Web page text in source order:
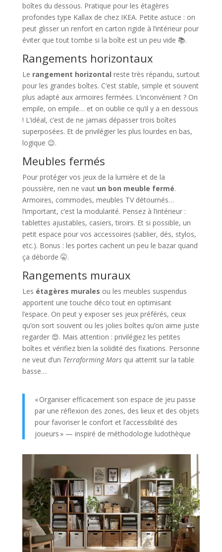
boîtes du dessous. Pratique pour les étagères
profondes type Kallax de chez IKEA. Petite astuce : on
peut glisser un renfort en carton rigide à l’intérieur pour
éviter que tout tombe si la boîte est un peu vide 📚.
Rangements horizontaux
Le rangement horizontal reste très répandu, surtout
pour les grandes boîtes. C’est stable, simple et souvent
plus adapté aux armoires fermées. L’inconvénient ? On
empile, on empile… et on oublie ce qu’il y a en dessous
! L’idéal, c’est de ne jamais dépasser trois boîtes
superposées. Et de privilégier les plus lourdes en bas,
logique 😉.
Meubles fermés
Pour protéger vos jeux de la lumière et de la
poussière, rien ne vaut un bon meuble fermé.
Armoires, commodes, meubles TV détournés…
l’important, c’est la modularité. Pensez à l’intérieur :
tablettes ajustables, casiers, tiroirs. Et si possible, un
petit espace pour vos accessoires (sablier, dés, stylos,
etc.). Bonus : les portes cachent un peu le bazar quand
ça déborde 🤫.
Rangements muraux
Les étagères murales ou les meubles suspendus
apportent une touche déco tout en optimisant
l’espace. On peut y exposer ses jeux préférés, ceux
qu’on sort souvent ou les jolies boîtes qu’on aime juste
regarder 😍. Mais attention : privilégiez les petites
boîtes et vérifiez bien la solidité des fixations. Personne
ne veut d’un Terraforming Marsqui atterrit sur la table
basse…
« Organiser efficacement son espace de jeu passe
par une réflexion des zones, des lieux et des objets
pour favoriser le confort et l’accessibilité des
joueurs » — inspiré de méthodologie ludothèque